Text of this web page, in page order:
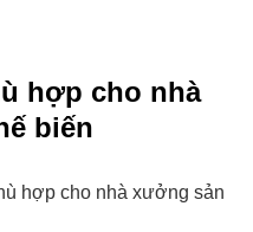
hợp cho nhà
biến
hợp cho nhà xưởng sản